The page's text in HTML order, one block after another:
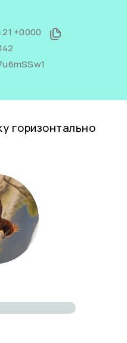
+0000
горизонтально